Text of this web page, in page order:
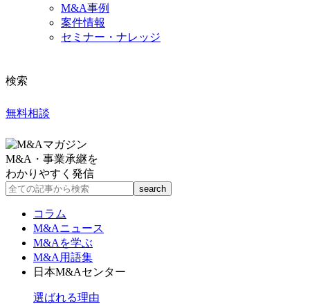
M&A事例
案件情報
セミナー・ナレッジ
検索
無料相談
M&A・事業承継を
わかりやすく発信
コラム
M&Aニュース
M&Aを学ぶ
M&A用語集
日本M&Aセンター
選ばれる理由